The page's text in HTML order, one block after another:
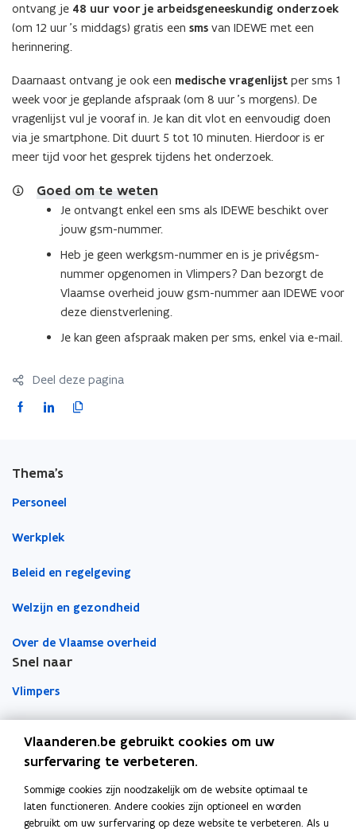
ontvang je 48 uur voor je arbeidsgeneeskundig onderzoek
(om 12 uur ’s middags) gratis een sms van IDEWE met een
herinnering.
Daarnaast ontvang je ook een medische vragenlijst per sms 1
week voor je geplande afspraak (om 8 uur ’s morgens). De
vragenlijst vul je vooraf in. Je kan dit vlot en eenvoudig doen
via je smartphone. Dit duurt 5 tot 10 minuten. Hierdoor is er
meer tijd voor het gesprek tijdens het onderzoek.
Goed om te weten
Je ontvangt enkel een sms als IDEWE beschikt over
jouw gsm-nummer.
Heb je geen werkgsm-nummer en is je privégsm-
nummer opgenomen in Vlimpers? Dan bezorgt de
Vlaamse overheid jouw gsm-nummer aan IDEWE voor
deze dienstverlening.
Je kan geen afspraak maken per sms, enkel via e-mail.
Deel deze pagina
F
b
o
k
p
n
n
L
e
d
n
p
n
n
u
w
v
e
n
K
n
n
m
b
o
r
d
Thema's
Personeel
Werkplek
Beleid en regelgeving
Welzijn en gezondheid
Over de Vlaamse overheid
Snel naar
Vlimpers
Orafin
Dit is een website van
Agentschap Overheidspersoneel
Vlaanderen.be gebruikt cookies om uw
surfervaring te verbeteren.
Sommige cookies zijn noodzakelijk om de website optimaal te
laten functioneren. Andere cookies zijn optioneel en worden
gebruikt om uw surfervaring op deze website te verbeteren. Als u